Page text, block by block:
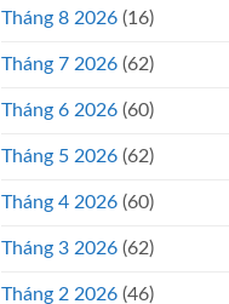
Tháng 8 2026 (16)
Tháng 7 2026 (62)
Tháng 6 2026 (60)
Tháng 5 2026 (62)
Tháng 4 2026 (60)
Tháng 3 2026 (62)
Tháng 2 2026 (46)